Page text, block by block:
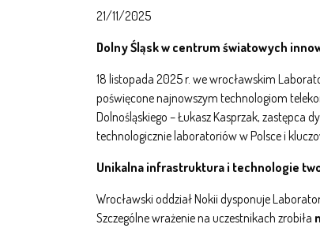
21/11/2025
Dolny Śląsk w centrum światowych
18 listopada 2025 r. we wrocławskim
poświęcone najnowszym technologiom
Dolnośląskiego – Łukasz Kasprzak, zastępca
technologicznie laboratoriów w Polsce i
Unikalna infrastruktura i technologie
Wrocławski oddział Nokii dysponuje
Szczególne wrażenie na uczestnikach zrobiła